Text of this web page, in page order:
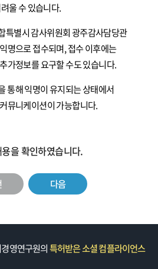
울 수 있습니다.
특별시 감사위원회 광주감사담당관
명으로 접수되며, 접수 이후에는
가정보를 요구할 수도 있습니다.
통해 익명이 유지되는 상태에서
뮤니케이션이 가능합니다.
을 확인하였습니다.
다음
영연구원의특허받은 소셜 컴플라이언스